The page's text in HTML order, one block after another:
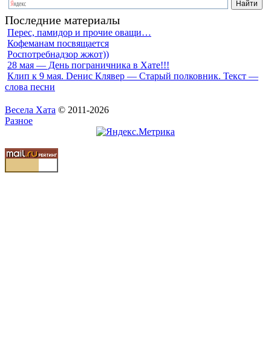
Последние материалы
Перес, памидор и прочие оващи…
Кофеманам посвящается
Роспотребнадзор жжот))
28 мая — День пограничника в Хате!!!
Клип к 9 мая. Dенис Клявер — Старый полковник. Текст —
слова песни
Весела Хата © 2011-2026
Разное